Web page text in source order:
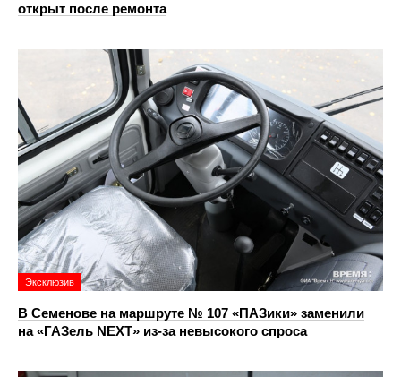
открыт после ремонта
Эксклюзив
В Семенове на маршруте № 107 «ПАЗики» заменили
на «ГАЗель NEXT» из‑за невысокого спроса